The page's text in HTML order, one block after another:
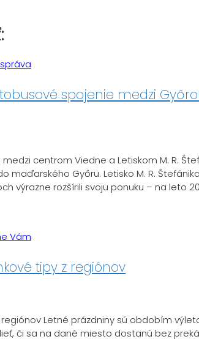
spojenie medzi
centrom Viedne a Letiskom M. R.
maďarského Győru. Letisko M. R.
výrazne rozšírili svoju ponuku – na leto
Vám
tipy z regiónov
Letné prázdniny sú obdobím
či sa na dané miesto dostanú bez